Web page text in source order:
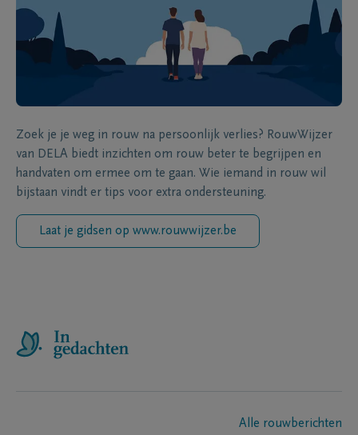
Zoek je je weg in rouw na persoonlijk verlies? RouwWijzer
van DELA biedt inzichten om rouw beter te begrijpen en
handvaten om ermee om te gaan. Wie iemand in rouw wil
bijstaan vindt er tips voor extra ondersteuning.
Laat je gidsen op www.rouwwijzer.be
Alle rouwberichten